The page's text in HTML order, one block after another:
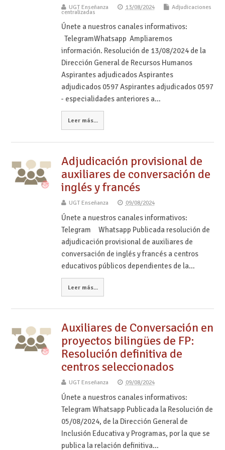
UGT Enseñanza 13/08/2024 Adjudicaciones
centralizadas
Únete a nuestros canales informativos:
TelegramWhatsapp Ampliaremos
información. Resolución de 13/08/2024 de la
Dirección General de Recursos Humanos
Aspirantes adjudicados Aspirantes
adjudicados 0597 Aspirantes adjudicados 0597
- especialidades anteriores a…
Leer más...
Adjudicación provisional de
auxiliares de conversación de
inglés y francés
UGT Enseñanza 09/08/2024
Únete a nuestros canales informativos:
Telegram Whatsapp Publicada resolución de
adjudicación provisional de auxiliares de
conversación de inglés y francés a centros
educativos públicos dependientes de la…
Leer más...
Auxiliares de Conversación en
proyectos bilingües de FP:
Resolución definitiva de
centros seleccionados
UGT Enseñanza 09/08/2024
Únete a nuestros canales informativos:
Telegram Whatsapp Publicada la Resolución de
05/08/2024, de la Dirección General de
Inclusión Educativa y Programas, por la que se
publica la relación definitiva…